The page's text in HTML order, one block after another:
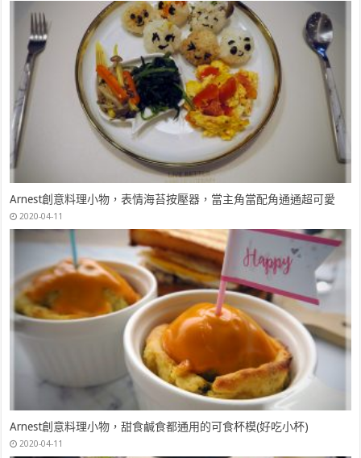
Arnest創意料理小物，表情海苔按壓器，當主角當配角通通超可愛
2020-04-11
Arnest創意料理小物，甜食鹹食都通用的可食杯模(好吃小杯)
2020-04-11